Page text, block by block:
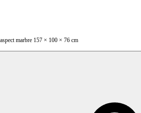
marbre 157 × 100 × 76 cm